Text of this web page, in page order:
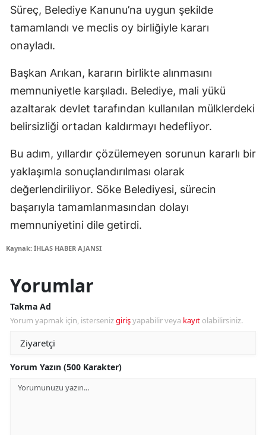
Süreç, Belediye Kanunu’na uygun şekilde
tamamlandı ve meclis oy birliğiyle kararı
onayladı.
Başkan Arıkan, kararın birlikte alınmasını
memnuniyetle karşıladı. Belediye, mali yükü
azaltarak devlet tarafından kullanılan mülklerdeki
belirsizliği ortadan kaldırmayı hedefliyor.
Bu adım, yıllardır çözülemeyen sorunun kararlı bir
yaklaşımla sonuçlandırılması olarak
değerlendiriliyor. Söke Belediyesi, sürecin
başarıyla tamamlanmasından dolayı
memnuniyetini dile getirdi.
Kaynak: İHLAS HABER AJANSI
Yorumlar
Takma Ad
Yorum yapmak için, istersenizgirişyapabilir veya kayıt olabilirsiniz.
Yorum Yazın (500 Karakter)